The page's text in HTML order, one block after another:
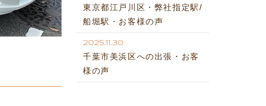
東京都江戸川区・弊社指定駅/
船堀駅・お客様の声
2025.11.30
千葉市美浜区への出張・お客
様の声